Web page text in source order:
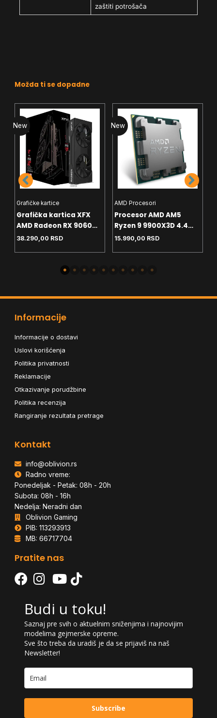
zaštiti potrošača
Možda ti se dopadne
New
Grafičke kartice
Grafička kartica XFX
AMD Radeon RX 9060
8GB SWFT Gaming
38.290,00 RSD
New
AMD Procesori
Procesor AMD AM5
Ryzen 9 9900X3D 4.4
GHz Tray
15.990,00 RSD
Informacije
Informacije o dostavi
Uslovi korišćenja
Politika privatnosti
Reklamacije
Otkazivanje porudžbine
Politika recenzija
Rangiranje rezultata pretrage
Kontakt
info@oblivion.rs
Radno vreme:
Ponedeljak - Petak: 08h - 20h
Subota: 08h - 16h
Nedelja: Neradni dan
Oblivion Gaming
PIB: 113293913
MB: 66717704
Pratite nas
Budi u toku!
Saznaj pre svih o aktuelnim sniženjima i najnovijim
modelima gejmerske opreme.
Sve što treba da uradiš je da se prijaviš na naš
Newsletter!
Subscribe